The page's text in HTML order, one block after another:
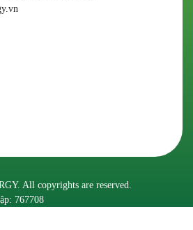
All copyrights are reserved.
767708